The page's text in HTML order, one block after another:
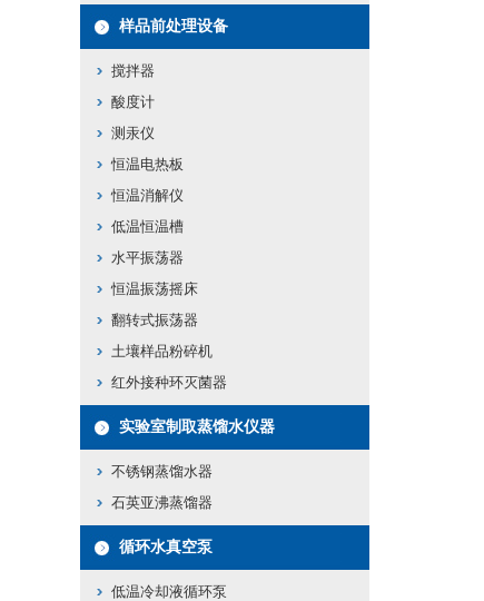
样品前处理设备
搅拌器
酸度计
测汞仪
恒温电热板
恒温消解仪
低温恒温槽
水平振荡器
恒温振荡摇床
翻转式振荡器
土壤样品粉碎机
红外接种环灭菌器
实验室制取蒸馏水仪器
不锈钢蒸馏水器
石英亚沸蒸馏器
循环水真空泵
低温冷却液循环泵